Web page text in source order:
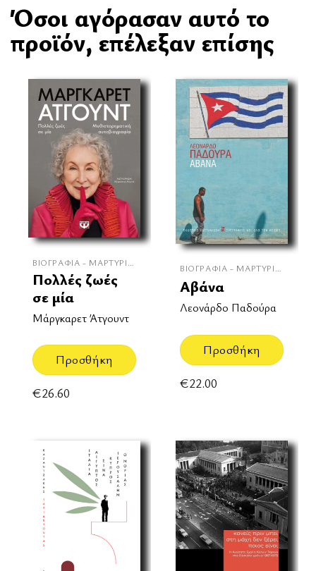
Όσοι αγόρασαν αυτό το
προϊόν, επέλεξαν επίσης
ΒΙΟΓΡΑΦΊΑ - ΜΑΡΤΥΡΊΕΣ
Πολλές ζωές
σε μία
Μάργκαρετ Άτγουντ
Προσθήκη
€26.60
ΒΙΟΓΡΑΦΊΑ - ΜΑΡΤΥΡΊΕΣ
Αβάνα
Λεονάρδο Παδούρα
Προσθήκη
€22.00